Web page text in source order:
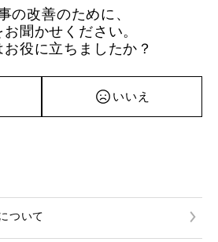
の改善のために、
聞かせください。
役に立ちましたか？
いいえ
ついて